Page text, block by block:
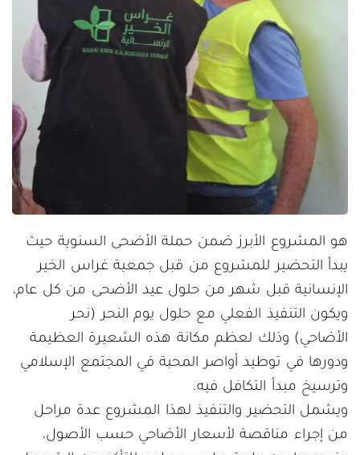
هو المشروع الأبرز ضمن حملة الأضحى السنوية حيث
يبدأ التحضير للمشروع من قبل جمعية غراس الخير
الإنسانية قبل شهر من حلول عيد الأضحى من كل عام،
ويكون التنفيذ الفعلي مع حلول يوم النحر (نحر
الأضاحي) وذلك لعظم مكانة هذه الشعيرة العظيمة
ودورها في توطيد أواصر المحبة في المجتمع الإسلامي
وترسيخ مبدأ التكافل فيه.
ويشمل التحضير والتنفيذ لهذا المشروع عدة مراحل
من إجراء مناقصة لأسعار الأضاحي حسب الأصول،